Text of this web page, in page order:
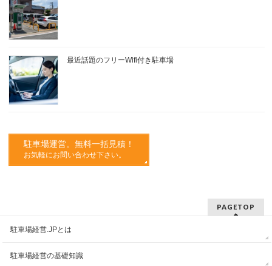
最近話題のフリーWifi付き駐車場
駐車場運営。無料一括見積！
お気軽にお問い合わせ下さい。
PAGETOP
駐車場経営.JPとは
駐車場経営の基礎知識